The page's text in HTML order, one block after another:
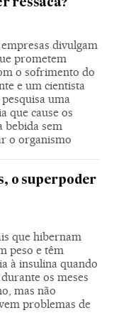
ressaca?
divulgam
prometem
o sofrimento do
e um cientista
uma
que cause os
bebida sem
o organismo
o superpoder
que hibernam
peso e têm
à insulina quando
os meses
mas não
problemas de